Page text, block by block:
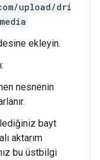
upload/dri
ekleyin.
nesnenin
bayt
aktarım
bu üstbilgi